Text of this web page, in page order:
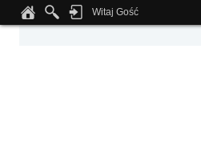
Notice: Undefined index: tapatalk_body_hook
Witaj Gość